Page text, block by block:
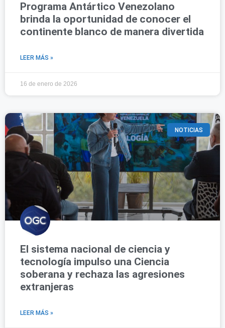
Programa Antártico Venezolano
brinda la oportunidad de conocer el
continente blanco de manera divertida
LEER MÁS »
16 de enero de 2026
NOTICIAS
El sistema nacional de ciencia y
tecnología impulso una Ciencia
soberana y rechaza las agresiones
extranjeras
LEER MÁS »